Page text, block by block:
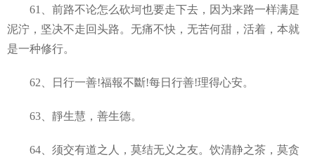
61、前路不论怎么砍坷也要走下去，因为来路一样满是
泥泞，坚决不走回头路。无痛不快，无苦何甜，活着，本就
是一种修行。
62、日行一善!福報不斷!每日行善!理得心安。
63、靜生慧，善生德。
64、须交有道之人，莫结无义之友。饮清静之茶，莫贪